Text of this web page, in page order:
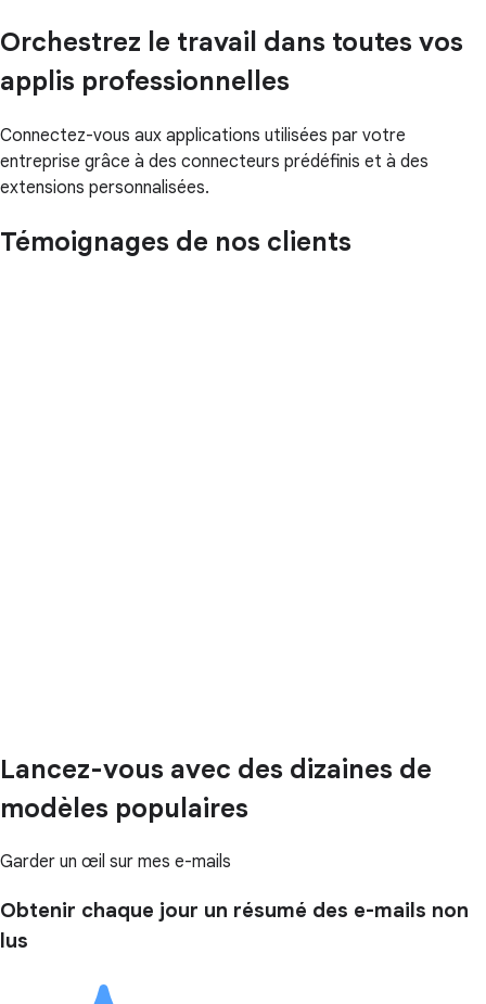
Orchestrez le travail dans toutes vos
applis professionnelles
Connectez-vous aux applications utilisées par votre
entreprise grâce à des connecteurs prédéfinis et à des
extensions personnalisées.
Témoignages de nos clients
Lancez-vous avec des dizaines de
modèles populaires
Garder un œil sur mes e-mails
Obtenir chaque jour un résumé des e-mails non
lus